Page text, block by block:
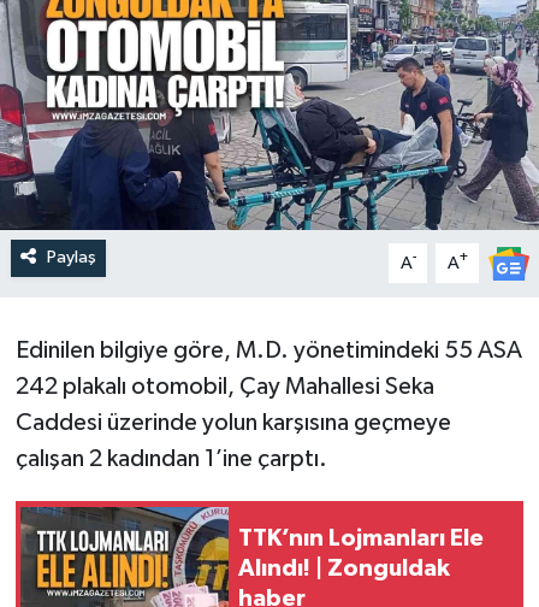
Paylaş A- A+
Edinilen bilgiye göre, M.D. yönetimindeki 55 ASA
242 plakalı otomobil, Çay Mahallesi Seka
Caddesi üzerinde yolun karşısına geçmeye
çalışan 2 kadından 1’ine çarptı.
TTK’nın Lojmanları Ele
Alındı! | Zonguldak
haber